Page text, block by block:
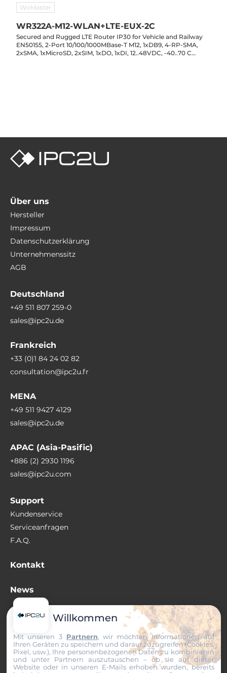
WoMaster
WR322A-M12-WLAN+LTE-EUX-2C
Secured and Rugged LTE Router IP30 for Vehicle and Railway
EN50155, 2-Port 10/100/1000MBase-T M12, 1xDB9, 4-RP-SMA,
2xSMA, 1xMicroSD, 2xSIM, 1xDO, 1xDI, 12..48VDC, -40..70 C
+49 (0) 511 807 259-0
sales@ipc2u.de
Über uns
Hersteller
Impressum
Datenschutzerklärung
Unternehmenssitz
AGB
Deutschland
+49 511 807 259-0
sales@ipc2u.de
Frankreich
+33 (0)1 84 24 02 82
consultation@ipc2u.fr
MENA
+49 511 9427 4129
sales@ipc2u.de
APAC (Asia-Pasific)
+886 (2) 2930 1196
sales@ipc2u.com
Support
Kundenservice
Serviceanfragen
F.A.Q.
Kontakt
News
WissenswertesWillkommen
Mit unseren 3 Partnern, wir möchten Informationen auf
Ihren Geräten zu speichern und darauf zuzugreifen (Cookies,
Pixel, usw.), Ihre personenbezogenen Daten zu kombinieren
und unter Partnern auszutauschen – ob sie auf dieser
Website oder in unseren E-Mails erhoben wurden, bereits